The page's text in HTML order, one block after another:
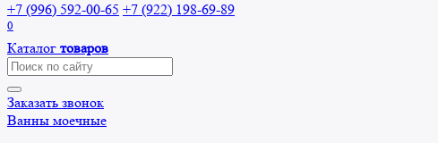
+7 (996) 592-00-65 +7 (922) 198-69-89
0
Каталог товаров
Search
for:
Заказать звонок
Ванны моечные